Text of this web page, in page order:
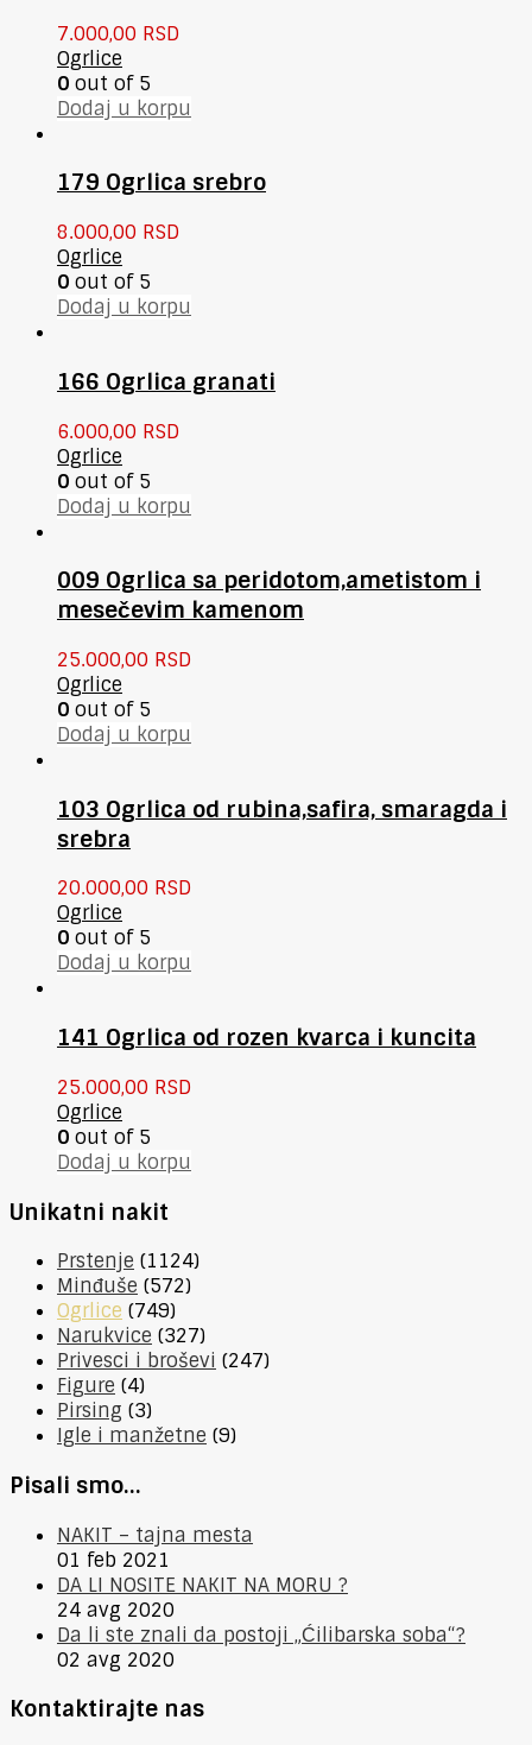
7.000,00 RSD
Ogrlice
0 out of 5
Dodaj u korpu
179 Ogrlica srebro
8.000,00 RSD
Ogrlice
0 out of 5
Dodaj u korpu
166 Ogrlica granati
6.000,00 RSD
Ogrlice
0 out of 5
Dodaj u korpu
009 Ogrlica sa peridotom,ametistom i
mesečevim kamenom
25.000,00 RSD
Ogrlice
0 out of 5
Dodaj u korpu
103 Ogrlica od rubina,safira, smaragda i
srebra
20.000,00 RSD
Ogrlice
0 out of 5
Dodaj u korpu
141 Ogrlica od rozen kvarca i kuncita
25.000,00 RSD
Ogrlice
0 out of 5
Dodaj u korpu
Unikatni nakit
Prstenje (1124)
Minđuše (572)
Ogrlice (749)
Narukvice (327)
Privesci i broševi (247)
Figure (4)
Pirsing (3)
Igle i manžetne (9)
Pisali smo…
NAKIT – tajna mesta
01 feb 2021
DA LI NOSITE NAKIT NA MORU ?
24 avg 2020
Da li ste znali da postoji „Ćilibarska soba“?
02 avg 2020
Kontaktirajte nas